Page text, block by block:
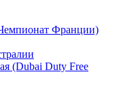
Франции)
(Dubai Duty Free